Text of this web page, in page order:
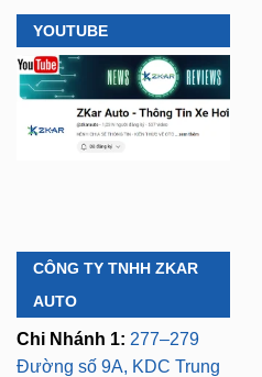
YOUTUBE
CÔNG TY TNHH ZKAR
AUTO
Chi Nhánh 1: 277–279
Đường số 9A, KDC Trung